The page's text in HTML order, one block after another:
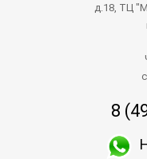
д.18, ТЦ
8